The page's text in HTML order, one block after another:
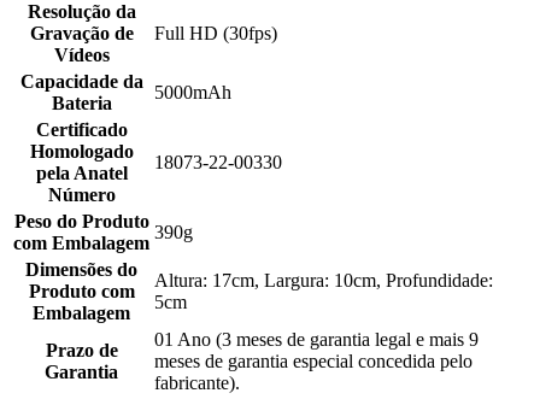
Resolução da
Gravação de
Vídeos
Full HD (30fps)
Capacidade da
Bateria
5000mAh
Certificado
Homologado
pela Anatel
Número
18073-22-00330
Peso do Produto
com Embalagem
390g
Dimensões do
Produto com
Embalagem
Altura: 17cm, Largura: 10cm, Profundidade:
5cm
Prazo de
Garantia
01 Ano (3 meses de garantia legal e mais 9
meses de garantia especial concedida pelo
fabricante).